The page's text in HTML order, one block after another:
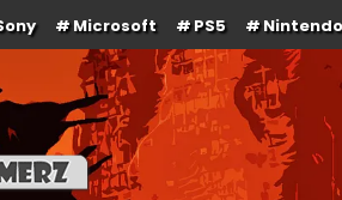
Microsoft PS5 Nintendo